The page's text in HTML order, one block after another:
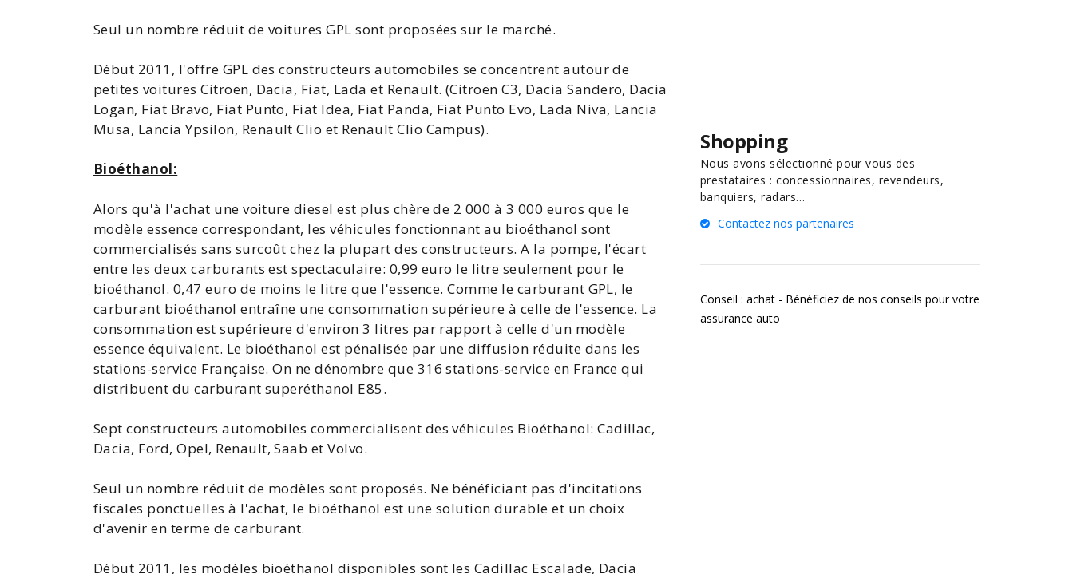
Seul un nombre réduit de voitures GPL sont proposées sur le marché.
Début 2011, l'offre GPL des constructeursautomobiles se concentrent autour de
petites voituresCitroën, Dacia, Fiat, Lada et Renault. (Citroën C3, Dacia Sandero, Dacia
Logan, Fiat Bravo, Fiat Punto, Fiat Idea, Fiat Panda, Fiat Punto Evo, Lada Niva, Lancia
Musa, Lancia Ypsilon, Renault Clio et Renault Clio Campus).
Bioéthanol:
Alors qu'à l'achat unevoiture diesel est plus chère de 2 000 à 3 000 euros que le
modèle essence correspondant, les véhicules fonctionnant au bioéthanol sont
commercialisés sans surcoût chez la plupart des constructeurs. A la pompe, l'écart
entre les deux carburants est spectaculaire: 0,99 euro le litre seulement pour le
bioéthanol. 0,47 euro de moins le litre que l'essence. Comme le carburant GPL, le
carburant bioéthanol entraîne une consommation supérieure à celle de l'essence. La
consommation est supérieure d'environ 3 litres par rapport à celle d'un modèle
essence équivalent. Le bioéthanol est pénalisée par une diffusion réduite dans les
stations-service Française. On ne dénombre que 316 stations-service en France qui
distribuent du carburant superéthanol E85.
Sept constructeurs automobiles commercialisent desvéhicules Bioéthanol:Cadillac,
Dacia, Ford,Opel, Renault,Saab etVolvo.
Seul un nombre réduit de modèles sont proposés. Ne bénéficiant pas d'incitations
fiscales ponctuelles à l'achat, le bioéthanol est une solution durable et un choix
d'avenir en terme de carburant.
Début 2011, les modèles bioéthanol disponibles sont les Cadillac Escalade, Dacia
Shopping
Nous avons sélectionné pour vous des
prestataires : concessionnaires, revendeurs,
banquiers, radars…
Contactez nos partenaires
Conseil : achat - Bénéficiez de nos conseils pour votre
assurance auto